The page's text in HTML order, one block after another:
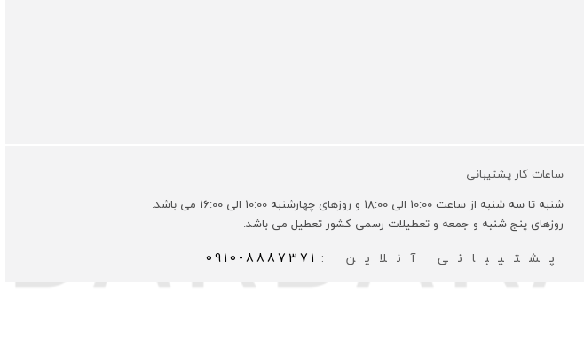
ساعات کار پشتیبانی
شنبه تا سه شنبه از ساعت 10:00 الی 18:00 و روزهای چهارشنبه 10:00 الی 16:00 می باشد.
روزهای پنج شنبه و جمعه و تعطیلات رسمی کشور تعطیل می باشد.
پشتیبانی آنلاین : 0910-8887371